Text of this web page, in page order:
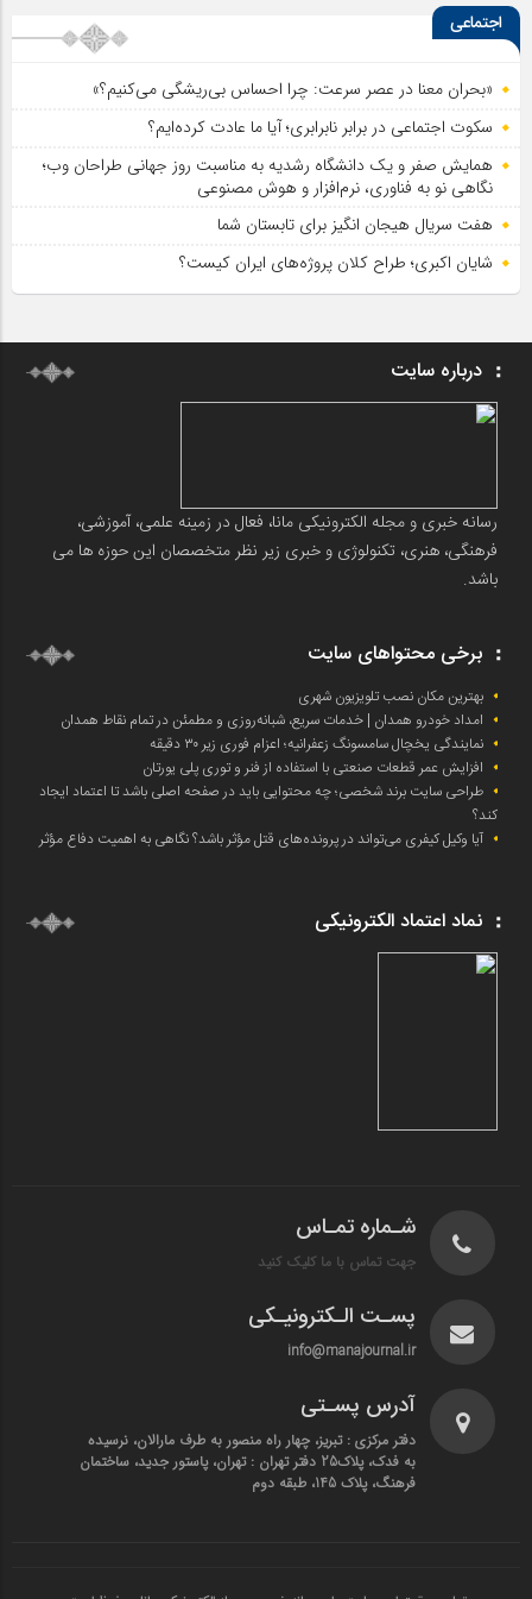
اجتماعی
«بحران معنا در عصر سرعت: چرا احساس بی‌ریشگی می‌کنیم؟»
سکوت اجتماعی در برابر نابرابری؛ آیا ما عادت کرده‌ایم؟
همایش صفر و یک دانشگاه رشدیه به مناسبت روز جهانی طراحان وب؛
نگاهی نو به فناوری، نرم‌افزار و هوش مصنوعی
هفت سریال هیجان انگیز برای تابستان شما
شایان اکبری؛ طراح کلان پروژه‌های ایران کیست؟
درباره سایت
رسانه خبری و مجله الکترونیکی مانا، فعال در زمینه علمی، آموزشی،
فرهنگی، هنری، تکنولوژی و خبری زیر نظر متخصصان این حوزه ها می
باشد.
برخی محتواهای سایت
بهترین مکان نصب تلویزیون شهری
امداد خودرو همدان | خدمات سریع، شبانه‌روزی و مطمئن در تمام نقاط همدان
نمایندگی یخچال سامسونگ زعفرانیه؛ اعزام فوری زیر ۳۰ دقیقه
افزایش عمر قطعات صنعتی با استفاده از فنر و توری پلی یورتان
طراحی سایت برند شخصی؛ چه محتوایی باید در صفحه اصلی باشد تا اعتماد ایجاد
کند؟
آیا وکیل کیفری می‌تواند در پرونده‌های قتل مؤثر باشد؟ نگاهی به اهمیت دفاع مؤثر
نماد اعتماد الکترونیکی
شـماره تمـاس
جهت تماس با ما کلیک کنید
پسـت الـکترونیـکی
info@manajournal.ir
آدرس پسـتی
دفتر مرکزی : تبریز، چهار راه منصور به طرف مارالان، نرسیده
به فدک، پلاک25 دفتر تهران : تهران، پاستور جدید، ساختمان
فرهنگ، پلاک 145، طبقه دوم